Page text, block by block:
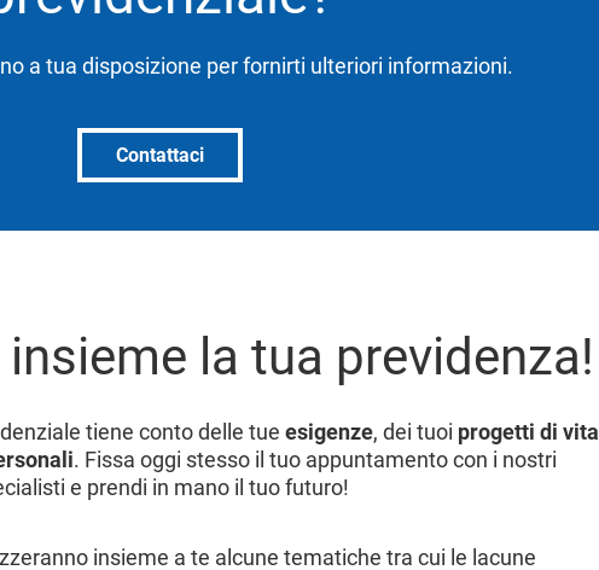
a tua disposizione per fornirti ulteriori informazioni.
Contattaci
la tua previdenza!
tiene conto delle tue esigenze, dei tuoi progetti di vita
. Fissa oggi stesso il tuo appuntamento con i nostri
e prendi in mano il tuo futuro!
insieme a te alcune tematiche tra cui le lacune